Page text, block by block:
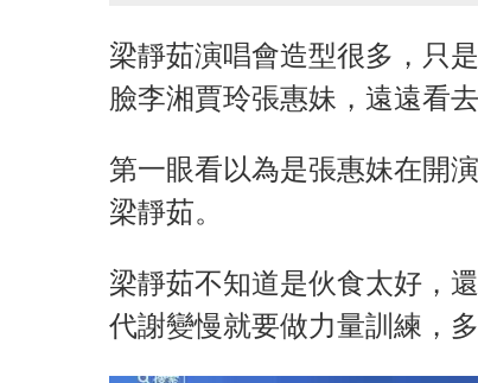
梁靜茹演唱會造型很多，只
臉李湘賈玲張惠妹，遠遠看
第一眼看以為是張惠妹在開
梁靜茹。
梁靜茹不知道是伙食太好，
代謝變慢就要做力量訓練，